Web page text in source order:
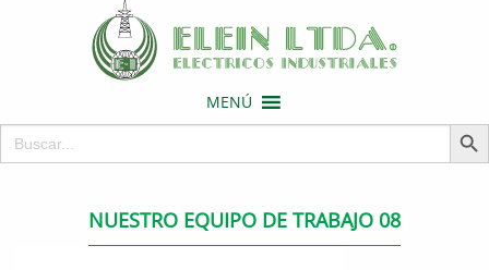
MENÚ
Buscar:
Botón de
NUESTRO EQUIPO DE TRABAJO 08